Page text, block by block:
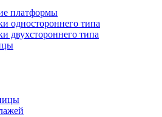
платформы
одностороннего типа
двухстороннего типа